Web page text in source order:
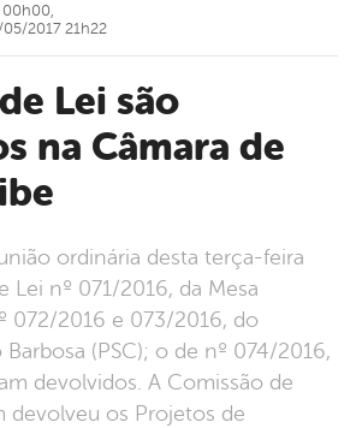
na Câmara de
Lei nº 071/2016, da Mesa
072/2016 e 073/2016, do
(PSC); o de nº 074/2016,
devolvidos. A Comissão de
devolveu os Projetos de
2017 21h22